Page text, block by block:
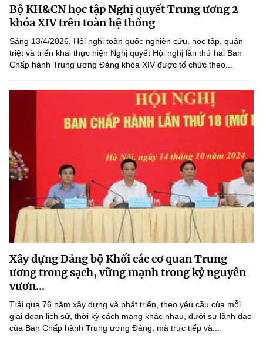
Sở Khoa học và Công nghệ
Chuyển đổi số
Bưu chính, Viễn thông
Tiêu chuẩn, đo lường, chất lượng
Năng lượng nguyên tử
Tin tổng hợp
Tin địa phương
Văn bản QPPL
Văn bản chỉ đạo điều hành
Lấy ý kiến người dân về dự thảo VBQPPL
MST IOFFICE
THỐNG KÊ
Khoa học và Công nghệ
Chuyển đổi số
Bưu chính, Viễn thông
Sở hữu trí tuệ
Tiêu chuẩn, đo lường, chất lượng
Năng lượng nguyên tử
Multimedia
THƯ ĐIỆN TỬ
Infographic
Voice
Nhiệm vụ trọng tâm
Chọn ngôn ngữ
Bộ KH&CN học tập Nghị quyết Trung ương 2
khóa XIV trên toàn hệ thống
Sáng 13/4/2026, Hội nghị toàn quốc nghiên cứu, học tập, quán
triệt và triển khai thực hiện Nghị quyết Hội nghị lần thứ hai Ban
Chấp hành Trung ương Đảng khóa XIV được tổ chức theo...
Xây dựng Đảng bộ Khối các cơ quan Trung
ương trong sạch, vững mạnh trong kỷ nguyên
vươn...
Trải qua 76 năm xây dựng và phát triển, theo yêu cầu của mỗi
giai đoạn lịch sử, thời kỳ cách mạng khác nhau, dưới sự lãnh đạo
của Ban Chấp hành Trung ương Đảng, mà trực tiếp và...